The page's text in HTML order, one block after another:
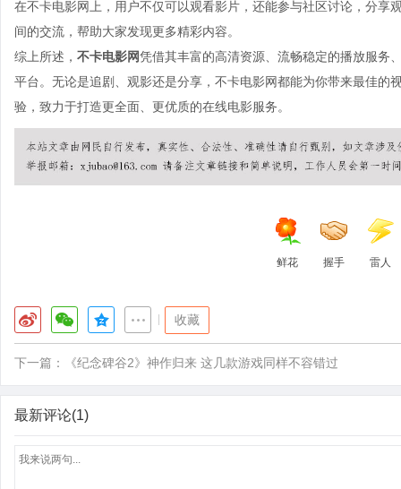
在不卡电影网上，用户不仅可以观看影片，还能参与社区讨论，分享
间的交流，帮助大家发现更多精彩内容。
综上所述， 不卡电影网凭借其丰富的高清资源、流畅稳定的播放服务
平台。无论是追剧、观影还是分享，不卡电影网都能为你带来最佳的
验，致力于打造更全面、更优质的在线电影服务。
鲜花 握手 雷人
收藏
下一篇： 《纪念碑谷2》神作归来 这几款游戏同样不容错过
最新评论(1)